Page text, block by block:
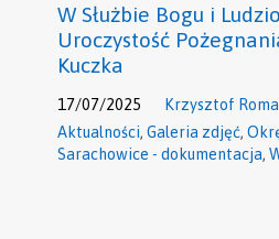
W Służbie Bogu i
Uroczystość
Kuczka
17/07/2025
Krzysztof
Aktualności,Galeria zdjęć,
Sarachowice - dokumentacja,